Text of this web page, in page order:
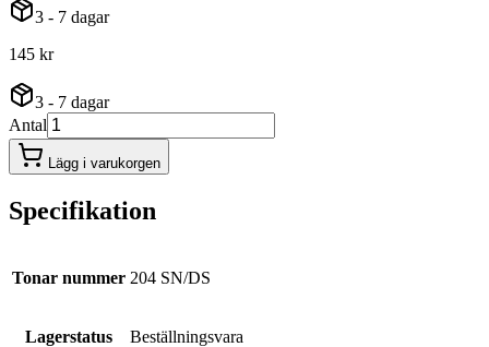
3 - 7 dagar
145 kr
3 - 7 dagar
Antal
Lägg i varukorgen
Specifikation
Tonar nummer 204 SN/DS
Lagerstatus Beställningsvara